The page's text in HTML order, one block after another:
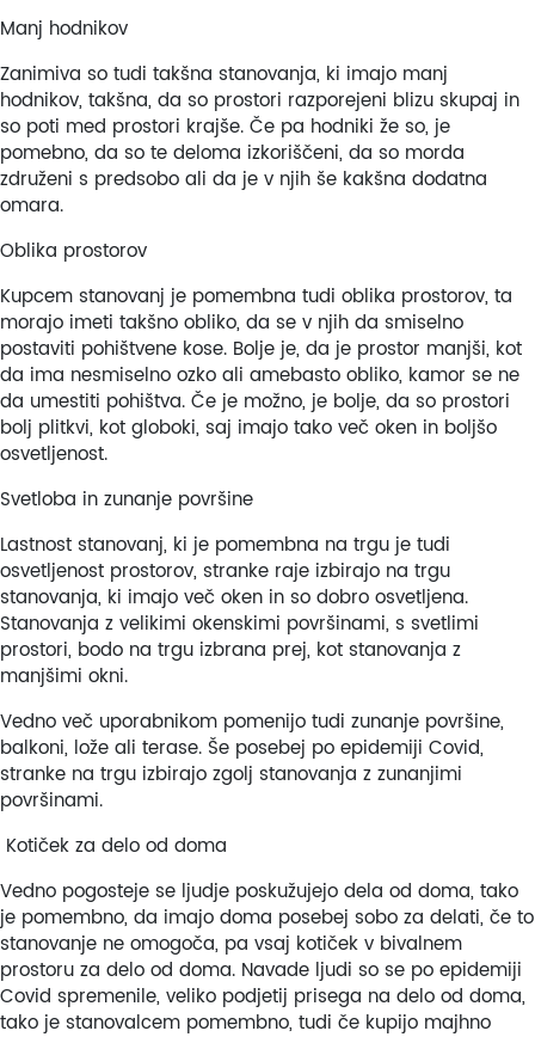
Manj hodnikov
Zanimiva so tudi takšna stanovanja, ki imajo manj
hodnikov, takšna, da so prostori razporejeni blizu skupaj in
so poti med prostori krajše. Če pa hodniki že so, je
pomebno, da so te deloma izkoriščeni, da so morda
združeni s predsobo ali da je v njih še kakšna dodatna
omara.
Oblika prostorov
Kupcem stanovanj je pomembna tudi oblika prostorov, ta
morajo imeti takšno obliko, da se v njih da smiselno
postaviti pohištvene kose. Bolje je, da je prostor manjši, kot
da ima nesmiselno ozko ali amebasto obliko, kamor se ne
da umestiti pohištva. Če je možno, je bolje, da so prostori
bolj plitkvi, kot globoki, saj imajo tako več oken in boljšo
osvetljenost.
Svetloba in zunanje površine
Lastnost stanovanj, ki je pomembna na trgu je tudi
osvetljenost prostorov, stranke raje izbirajo na trgu
stanovanja, ki imajo več oken in so dobro osvetljena.
Stanovanja z velikimi okenskimi površinami, s svetlimi
prostori, bodo na trgu izbrana prej, kot stanovanja z
manjšimi okni.
Vedno več uporabnikom pomenijo tudi zunanje površine,
balkoni, lože ali terase. Še posebej po epidemiji Covid,
stranke na trgu izbirajo zgolj stanovanja z zunanjimi
površinami.
Kotiček za delo od doma
Vedno pogosteje se ljudje poskužujejo dela od doma, tako
je pomembno, da imajo doma posebej sobo za delati, če to
stanovanje ne omogoča, pa vsaj kotiček v bivalnem
prostoru za delo od doma. Navade ljudi so se po epidemiji
Covid spremenile, veliko podjetij prisega na delo od doma,
tako je stanovalcem pomembno, tudi če kupijo majhno